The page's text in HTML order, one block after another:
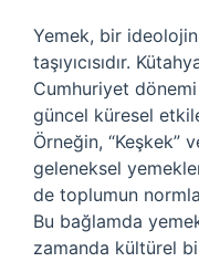
Yemek, bir
taşıyıcısıdır.
Cumhuriyet
güncel küresel
Örneğin, “Keşkek”
geleneksel
de toplumun
Bu bağlamda
zamanda kültürel